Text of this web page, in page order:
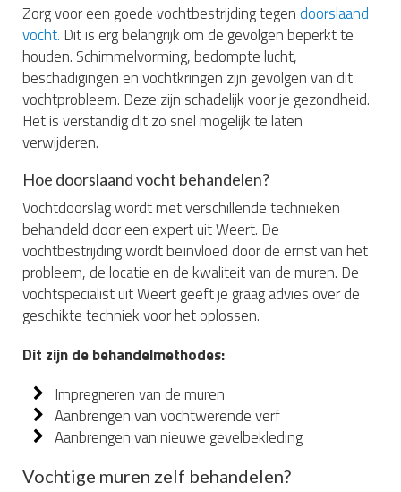
Zorg voor een goede vochtbestrijding tegendoorslaand
vocht. Dit is erg belangrijk om de gevolgen beperkt te
houden. Schimmelvorming, bedompte lucht,
beschadigingen en vochtkringen zijn gevolgen van dit
vochtprobleem. Deze zijn schadelijk voor je gezondheid.
Het is verstandig dit zo snel mogelijk te laten
verwijderen.
Hoe doorslaand vocht behandelen?
Vochtdoorslag wordt met verschillende technieken
behandeld door een expert uit Weert. De
vochtbestrijding wordt beïnvloed door de ernst van het
probleem, de locatie en de kwaliteit van de muren. De
vochtspecialist uit Weert geeft je graag advies over de
geschikte techniek voor het oplossen.
Dit zijn de behandelmethodes:
Impregneren van de muren
Aanbrengen van vochtwerende verf
Aanbrengen van nieuwe gevelbekleding
Vochtige muren zelf behandelen?